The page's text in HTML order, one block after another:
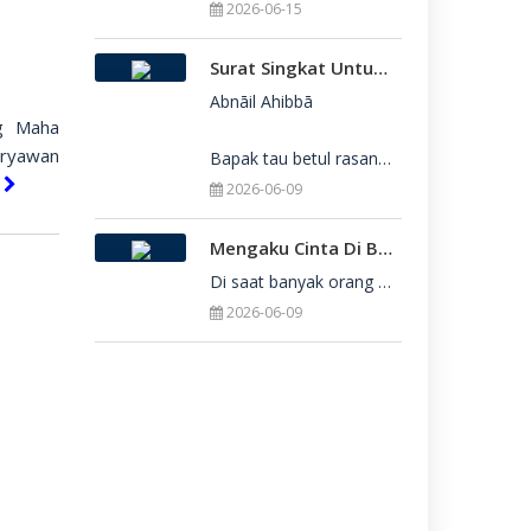
Maha
2026-06-15
Surat Singkat Untukmu Yang Belum Juga Diterima Di Perguruan Tinggi
Abnāil Ahibbā
Bapak tau betul rasanya berat sekali ketika dirimu belum juga diterima di Perguru
2026-06-09
Mengaku Cinta Di Balik Keterbatasan: Seni Menerima Diri Di Hadapan Ilahi
Di saat banyak orang yang serba menuntut kesempurnaan, kita sering kali terjebak dalam rasa bersalah
2026-06-09